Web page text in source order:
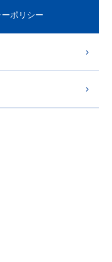
ポリシー